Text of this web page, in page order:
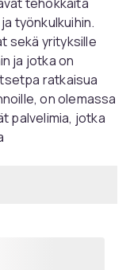
työnkulkuihin.
sekä yrityksille
ja jotka on
ratkaisua
on olemassa
palvelimia, jotka